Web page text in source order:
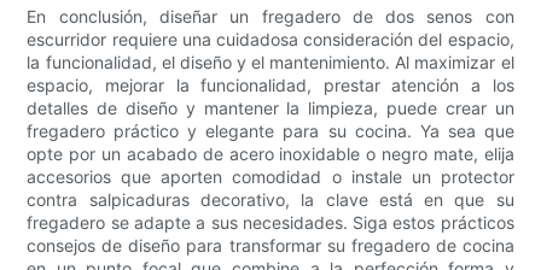
En conclusión, diseñar un fregadero de dos senos con
escurridor requiere una cuidadosa consideración del espacio,
la funcionalidad, el diseño y el mantenimiento. Al maximizar el
espacio, mejorar la funcionalidad, prestar atención a los
detalles de diseño y mantener la limpieza, puede crear un
fregadero práctico y elegante para su cocina. Ya sea que
opte por un acabado de acero inoxidable o negro mate, elija
accesorios que aporten comodidad o instale un protector
contra salpicaduras decorativo, la clave está en que su
fregadero se adapte a sus necesidades. Siga estos prácticos
consejos de diseño para transformar su fregadero de cocina